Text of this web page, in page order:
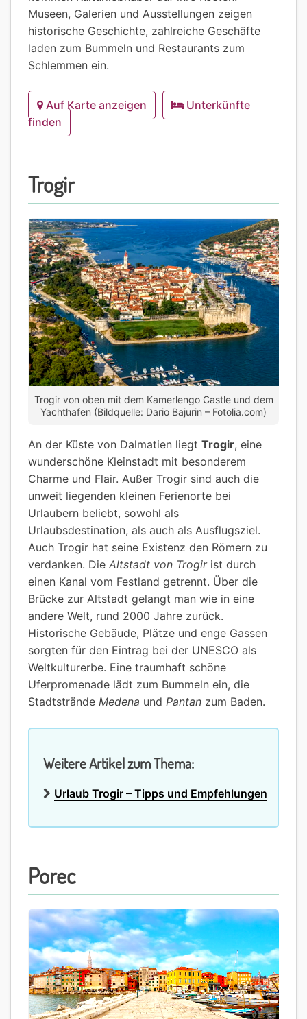
Museen, Galerien und Ausstellungen zeigen
historische Geschichte, zahlreiche Geschäfte
laden zum Bummeln und Restaurants zum
Schlemmen ein.
Auf Karte anzeigen
Unterkünfte
finden
Trogir
Trogir von oben mit dem Kamerlengo Castle und dem
Yachthafen (Bildquelle: Dario Bajurin – Fotolia.com)
An der Küste von Dalmatien liegt Trogir, eine
wunderschöne Kleinstadt mit besonderem
Charme und Flair. Außer Trogir sind auch die
unweit liegenden kleinen Ferienorte bei
Urlaubern beliebt, sowohl als
Urlaubsdestination, als auch als Ausflugsziel.
Auch Trogir hat seine Existenz den Römern zu
verdanken. Die Altstadt von Trogirist durch
einen Kanal vom Festland getrennt. Über die
Brücke zur Altstadt gelangt man wie in eine
andere Welt, rund 2000 Jahre zurück.
Historische Gebäude, Plätze und enge Gassen
sorgten für den Eintrag bei der UNESCO als
Weltkulturerbe. Eine traumhaft schöne
Uferpromenade lädt zum Bummeln ein, die
Stadtstrände Medena und Pantan zum Baden.
Weitere Artikel zum Thema:
Urlaub Trogir – Tipps und Empfehlungen
Porec